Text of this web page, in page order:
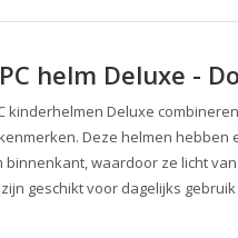
helm Deluxe -
kinderhelmen Deluxe
Deze helmen hebben
binnenkant, waardoor ze licht
geschikt voor dagelijks